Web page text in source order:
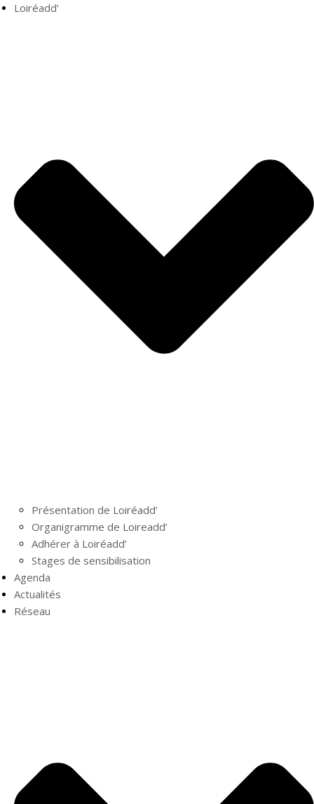
Loiréadd’
Présentation de Loiréadd’
Organigramme de Loireadd’
Adhérer à Loiréadd’
Stages de sensibilisation
Agenda
Actualités
Réseau